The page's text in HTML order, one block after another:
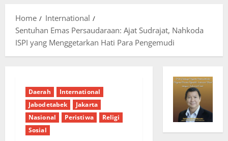
Home
International
Sentuhan Emas Persaudaraan: Ajat Sudrajat, Nahkoda
ISPI yang Menggetarkan Hati Para Pengemudi
Daerah
International
Jabodetabek
Jakarta
Nasional
Peristiwa
Religi
Sosial